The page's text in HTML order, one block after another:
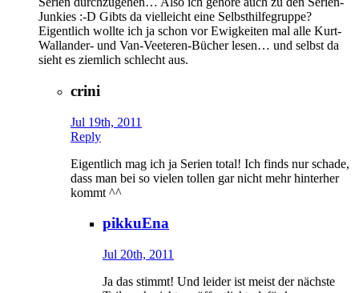
Junkies :-D Gibts da vielleicht eine Selbsthilfegruppe?
Eigentlich wollte ich ja schon vor Ewigkeiten mal alle Kurt-
Wallander- und Van-Veeteren-Bücher lesen… und selbst da
sieht es ziemlich schlecht aus.
crini
Jul 19th, 2011
Reply
Eigentlich mag ich ja Serien total! Ich finds nur schade,
dass man bei so vielen tollen gar nicht mehr hinterher
kommt ^^
pikkuEna
Jul 20th, 2011
Ja das stimmt! Und leider ist meist der nächste